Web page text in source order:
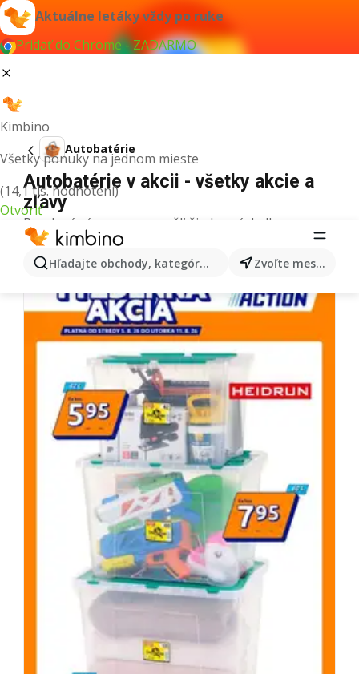
Aktuálne letáky vždy po ruke
Pridať do Chrome - ZADARMO
Kimbino
Všetky ponuky na jednom mieste
(14,1 tis. hodnotení)
Otvoriť
Hľadajte obchody, kategórie, produkty... Zvoľte mesto
Autobatérie
Autobatérie v akcii - všetky akcie a
zľavy
Pre daný výraz sme nenašli žiadne výsledky.
Ďalšie letáky z kategórie